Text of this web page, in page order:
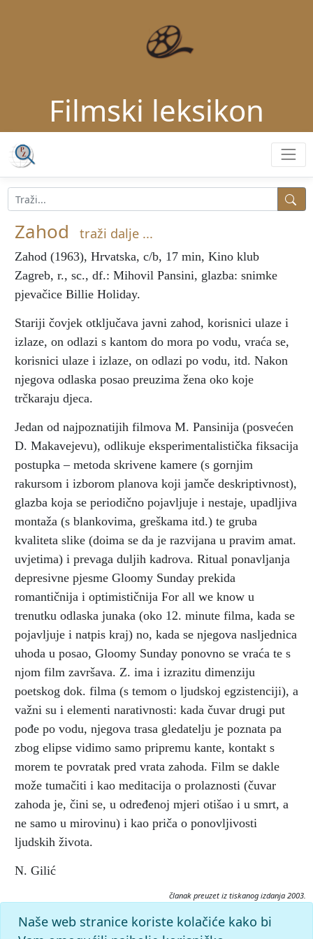
Filmski leksikon
Zahod traži dalje ...
Zahod (1963), Hrvatska, c/b, 17 min, Kino klub
Zagreb, r., sc., df.: Mihovil Pansini, glazba: snimke
pjevačice Billie Holiday.
Stariji čovjek otključava javni zahod, korisnici ulaze i
izlaze, on odlazi s kantom do mora po vodu, vraća se,
korisnici ulaze i izlaze, on odlazi po vodu, itd. Nakon
njegova odlaska posao preuzima žena oko koje
trčkaraju djeca.
Jedan od najpoznatijih filmova M. Pansinija (posvećen
D. Makavejevu), odlikuje eksperimentalistička fiksacija
postupka – metoda skrivene kamere (s gornjim
rakursom i izborom planova koji jamče deskriptivnost),
glazba koja se periodično pojavljuje i nestaje, upadljiva
montaža (s blankovima, greškama itd.) te gruba
kvaliteta slike (doima se da je razvijana u pravim amat.
uvjetima) i prevaga duljih kadrova. Ritual ponavljanja
depresivne pjesme Gloomy Sunday prekida
romantičnija i optimističnija For all we know u
trenutku odlaska junaka (oko 12. minute filma, kada se
pojavljuje i natpis kraj) no, kada se njegova nasljednica
uhoda u posao, Gloomy Sunday ponovno se vraća te s
njom film završava. Z. ima i izrazitu dimenziju
poetskog dok. filma (s temom o ljudskoj egzistenciji), a
važni su i elementi narativnosti: kada čuvar drugi put
pođe po vodu, njegova trasa gledatelju je poznata pa
zbog elipse vidimo samo pripremu kante, kontakt s
morem te povratak pred vrata zahoda. Film se dakle
može tumačiti i kao meditacija o prolaznosti (čuvar
zahoda je, čini se, u određenoj mjeri otišao i u smrt, a
ne samo u mirovinu) i kao priča o ponovljivosti
ljudskih života.
N. Gilić
članak preuzet iz tiskanog izdanja 2003.
Citiranje:
Zahod.
Filmski leksikon (2003), mrežno izdanje.
Naše web stranice koriste kolačiće kako bi